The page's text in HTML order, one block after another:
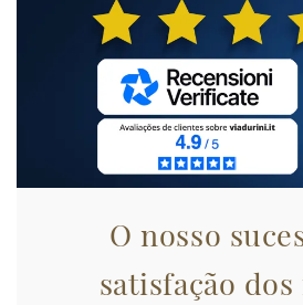
annunci, per fornire funzionalità dei
analizzare il nostro traffico.
informazioni sul modo in cui
nostri partner che si occupano di
pubblicità e social media, i quali
con altre informazioni che ha
raccolto dal suo utilizzo dei loro
O nosso
satisfação dos